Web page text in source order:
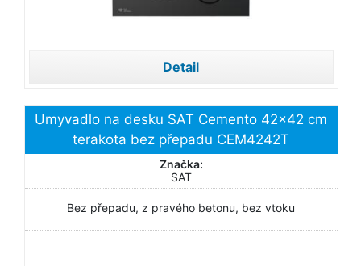
Detail
Umyvadlo na desku SAT Cemento 42x42 cm
terakota bez přepadu CEM4242T
Značka:
SAT
Bez přepadu, z pravého betonu, bez vtoku